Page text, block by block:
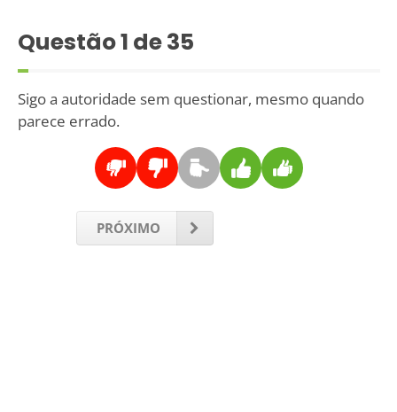
Questão1 de 35
Sigo a autoridade sem questionar, mesmo quando
parece errado.
PRÓXIMO